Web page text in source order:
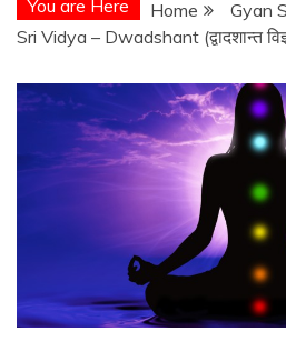
You are Here Home
Gyan
Sri Vidya – Dwadshant (द्वादशान्त